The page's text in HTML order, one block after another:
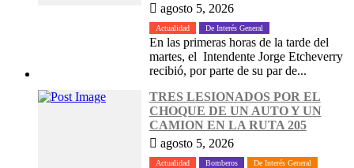
agosto 5, 2026
Actualidad De Interés General
En las primeras horas de la tarde del
martes, el Intendente Jorge Etcheverry
recibió, por parte de su par de...
TRES LESIONADOS POR EL
CHOQUE DE UN AUTO Y UN
CAMION EN LA RUTA 205
agosto 5, 2026
Actualidad Bomberos De Interés General